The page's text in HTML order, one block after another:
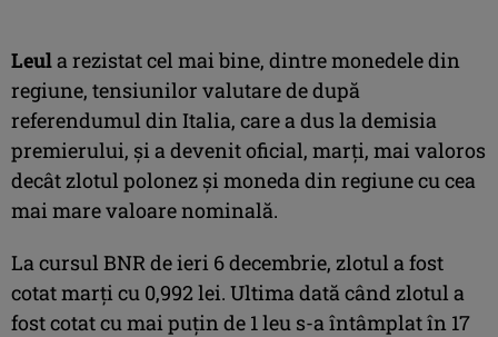
Leula rezistat cel mai bine, dintre monedele din
regiune, tensiunilor valutare de după
referendumul din Italia, care a dus la demisia
premierului, şi a devenit oficial, marţi, mai valoros
decât zlotul polonez şi moneda din regiune cu cea
mai mare valoare nominală.
La cursul BNR de ieri 6 decembrie, zlotul a fost
cotat marţi cu 0,992 lei. Ultima dată când zlotul a
fost cotat cu mai puţin de 1 leu s-a întâmplat în 17